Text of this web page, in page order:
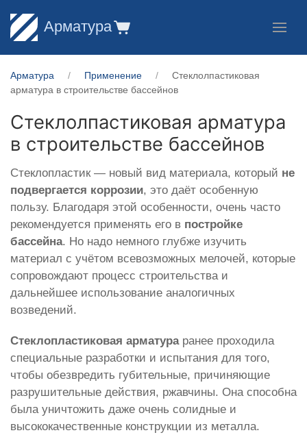
Арматура
Арматура Применение
Стеклолпастиковая
арматура в строительстве бассейнов
Стеклолпастиковая арматура
в строительстве бассейнов
Стеклопластик — новый вид материала, который не
подвергается коррозии, это даёт особенную
пользу. Благодаря этой особенности, очень часто
рекомендуется применять его в постройке
бассейна. Но надо немного глубже изучить
материал с учётом всевозможных мелочей, которые
сопровождают процесс строительства и
дальнейшее использование аналогичных
возведений.
Стеклопластиковая арматураранее проходила
специальные разработки и испытания для того,
чтобы обезвредить губительные, причиняющие
разрушительные действия, ржавчины. Она способна
была уничтожить даже очень солидные и
высококачественные конструкции из металла.